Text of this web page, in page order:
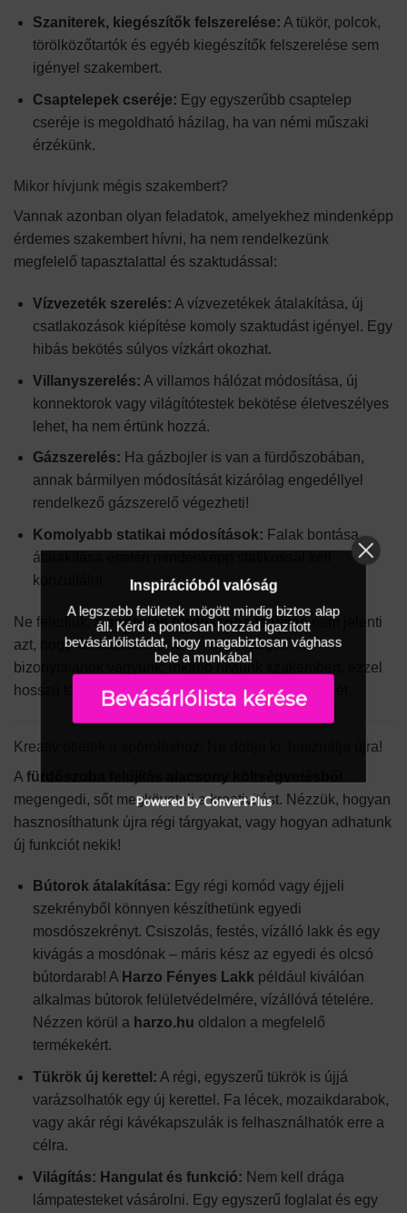
Szaniterek, kiegészítők felszerelése: A tükör, polcok,
törölközőtartók és egyéb kiegészítők felszerelése sem
igényel szakembert.
Csaptelepek cseréje: Egy egyszerűbb csaptelep
cseréje is megoldható házilag, ha van némi műszaki
érzékünk.
Mikor hívjunk mégis szakembert?
Vannak azonban olyan feladatok, amelyekhez mindenképp
érdemes szakembert hívni, ha nem rendelkezünk
megfelelő tapasztalattal és szaktudással:
Vízvezeték szerelés: A vízvezetékek átalakítása, új
csatlakozások kiépítése komoly szaktudást igényel. Egy
hibás bekötés súlyos vízkárt okozhat.
Villanyszerelés: A villamos hálózat módosítása, új
konnektorok vagy világítótestek bekötése életveszélyes
lehet, ha nem értünk hozzá.
Gázszerelés: Ha gázbojler is van a fürdőszobában,
annak bármilyen módosítását kizárólag engedéllyel
rendelkező gázszerelő végezheti!
Komolyabb statikai módosítások: Falak bontása,
átalakítása esetén mindenképp statikussal kell
konzultálni.
Ne feledjük, aspórolós fürdőszoba felújításnem jelenti
azt, hogy kockáztatnunk kell a biztonságot! Ha
bizonytalanok vagyunk, inkább hívjunk szakembert, ezzel
hosszú távon megspórolhatjuk a javítási költségeket.
Kreatív ötletek a spóroláshoz: Ne dobja ki, használja újra!
A fürdőszoba felújítás alacsony költségvetésből
megengedi, sőt megköveteli a kreativitást. Nézzük, hogyan
hasznosíthatunk újra régi tárgyakat, vagy hogyan adhatunk
új funkciót nekik!
Bútorok átalakítása: Egy régi komód vagy éjjeli
szekrényből könnyen készíthetünk egyedi
mosdószekrényt. Csiszolás, festés, vízálló lakk és egy
kivágás a mosdónak – máris kész az egyedi és olcsó
bútordarab! A Harzo Fényes Lakkpéldául kiválóan
alkalmas bútorok felületvédelmére, vízállóvá tételére.
Nézzen körül a harzo.hu oldalon a megfelelő
termékekért.
Tükrök új kerettel: A régi, egyszerű tükrök is újjá
varázsolhatók egy új kerettel. Fa lécek, mozaikdarabok,
vagy akár régi kávékapszulák is felhasználhatók erre a
célra.
Világítás: Hangulat és funkció: Nem kell drága
lámpatesteket vásárolni. Egy egyszerű foglalat és egy
Inspirációból valóság
A legszebb felületek mögött mindig biztos alap
áll. Kérd a pontosan hozzád igazított
bevásárlólistádat, hogy magabiztosan vághass
bele a munkába!
Bevásárlólista kérése
Powered by Convert Plus